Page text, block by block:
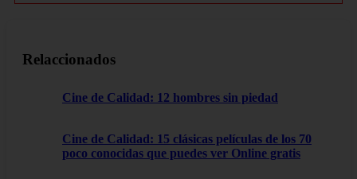
Relaccionados
Cine de Calidad: 12 hombres sin piedad
Cine de Calidad: 15 clásicas películas de los 70
poco conocidas que puedes ver Online gratis